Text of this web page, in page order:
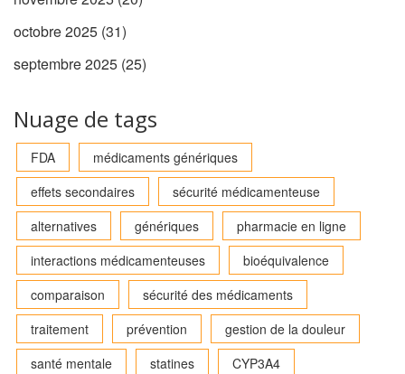
octobre 2025 (31)
septembre 2025 (25)
Nuage de tags
FDA
médicaments génériques
effets secondaires
sécurité médicamenteuse
alternatives
génériques
pharmacie en ligne
interactions médicamenteuses
bioéquivalence
comparaison
sécurité des médicaments
traitement
prévention
gestion de la douleur
santé mentale
statines
CYP3A4